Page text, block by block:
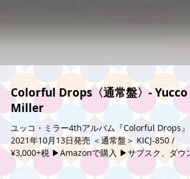
Colorful Drops〈通常盤〉- Yucco
Miller
ユッコ・ミラー4thアルバム『Colorful Drops』
2021年10月13日発売 ＜通常盤＞ KICJ-850 /
¥3,000+税 ▶︎Amazonで購入 ▶︎サブスク、ダウン